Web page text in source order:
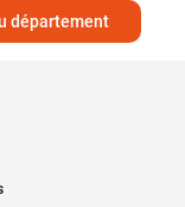
département